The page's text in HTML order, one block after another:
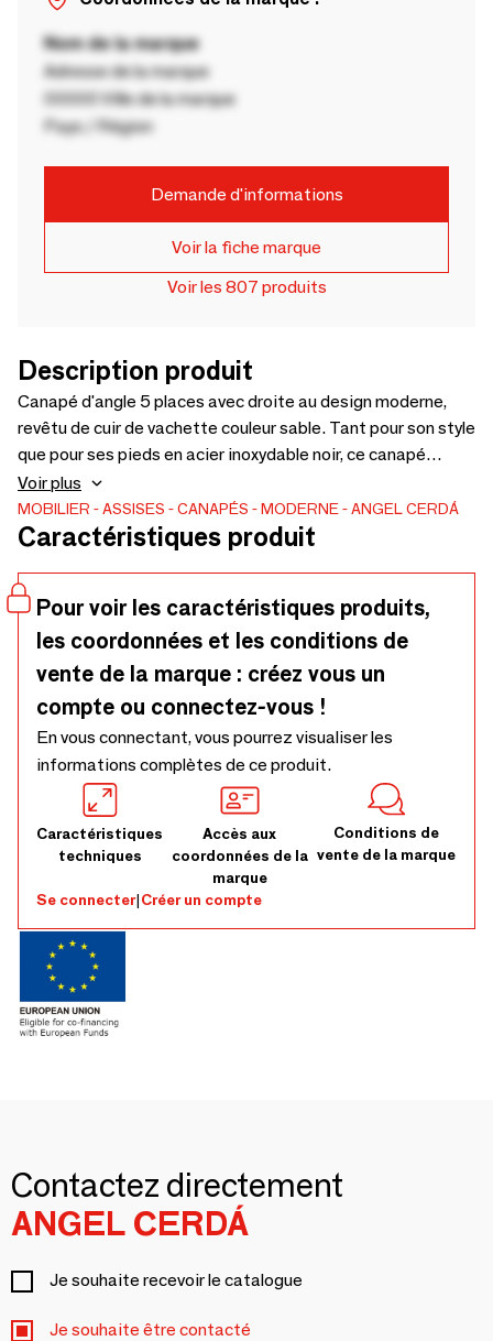
Nom de la marque
Adresse de la marque
00000 Ville de la marque
Pays / Région
Demande d'informations
Voir la fiche marque
Voir les 807 produits
Description produit
Canapé d'angle 5 places avec droite au design moderne,
revêtu de cuir de vachette couleur sable. Tant pour son style
que pour ses pieds en acier inoxydable noir, ce canapé
apportera la touche d'avant-garde et d'élégance que vous
recherchez pour votre intérieur.
Voir plus
MOBILIER ASSISES CANAPÉS MODERNE ANGEL CERDÁ
Caractéristiques produit
Pour voir les caractéristiques produits,
les coordonnées et les conditions de
vente de la marque : créez vous un
compte ou connectez-vous !
En vous connectant, vous pourrez visualiser les
informations complètes de ce produit.
Caractéristiques
techniques
Accès aux
coordonnées de la
marque
Conditions de
vente de la marque
Se connecter|Créer un compte
Contactez directement
ANGEL CERDÁ
Je souhaite recevoir le catalogue
Je souhaite être contacté